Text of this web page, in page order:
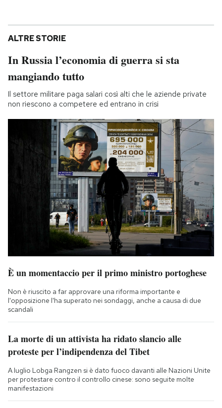
ALTRE STORIE
In Russia l’economia di guerra si sta
mangiando tutto
Il settore militare paga salari così alti che le aziende private
non riescono a competere ed entrano in crisi
È un momentaccio per il primo ministro portoghese
Non è riuscito a far approvare una riforma importante e
l'opposizione l'ha superato nei sondaggi, anche a causa di due
scandali
La morte di un attivista ha ridato slancio alle
proteste per l’indipendenza del Tibet
A luglio Lobga Rangzen si è dato fuoco davanti alle Nazioni Unite
per protestare contro il controllo cinese: sono seguite molte
manifestazioni